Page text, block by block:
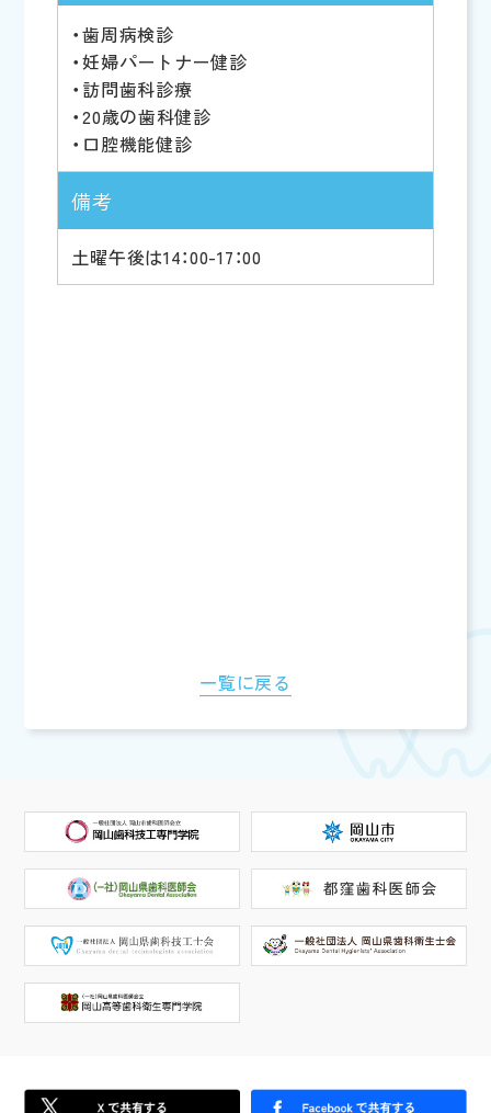
・歯周病検診
・妊婦パートナー健診
・訪問歯科診療
・20歳の歯科健診
・口腔機能健診
備考
土曜午後は14：00-17：00
一覧に戻る